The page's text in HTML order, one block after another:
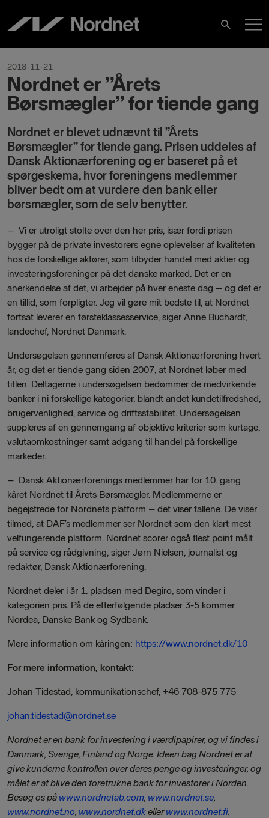
content
Search
2018-11-21
Nordnet er ”Årets
Børsmægler” for tiende gang
Nordnet er blevet udnævnt til ”Årets
Børsmægler” for tiende gang. Prisen uddeles af
Dansk Aktionærforening og er baseret på et
spørgeskema, hvor foreningens medlemmer
bliver bedt om at vurdere den bank eller
børsmægler, som de selv benytter.
– Vi er utroligt stolte over den her pris, især fordi prisen
bygger på de private investorers egne oplevelser af kvaliteten
hos de forskellige aktører, som tilbyder handel med aktier og
investeringsforeninger på det danske marked. Det er en
anerkendelse af det, vi arbejder på hver eneste dag – og det er
en tillid, som forpligter. Jeg vil gøre mit bedste til, at Nordnet
fortsat leverer en førsteklassesservice, siger Anne Buchardt,
landechef, Nordnet Danmark.
Undersøgelsen gennemføres af Dansk Aktionærforening hvert
år, og det er tiende gang siden 2007, at Nordnet løber med
titlen. Deltagerne i undersøgelsen bedømmer de medvirkende
banker i ni forskellige kategorier, blandt andet kundetilfredshed,
brugervenlighed, service og driftsstabilitet. Undersøgelsen
suppleres af en gennemgang af objektive kriterier som kurtage,
valutaomkostninger samt adgang til handel på forskellige
markeder.
– Dansk Aktionærforenings medlemmer har for 10. gang
kåret Nordnet til Årets Børsmægler. Medlemmerne er
begejstrede for Nordnets platform – det viser tallene. De viser
tilmed, at DAF’s medlemmer ser Nordnet som den klart mest
velfungerende platform. Nordnet scorer også flest point målt
på service og rådgivning, siger Jørn Nielsen, journalist og
redaktør, Dansk Aktionærforening.
Nordnet deler i år 1. pladsen med Degiro, som vinder i
kategorien pris. På de efterfølgende pladser 3-5 kommer
Nordea, Danske Bank og Sydbank.
Mere information om kåringen: https://www.nordnet.dk/10
For mere information, kontakt:
Johan Tidestad, kommunikationschef, +46 708-875 775
johan.tidestad@nordnet.se
Nordnet er en bank for investering i værdipapirer, og vi findes i
Danmark, Sverige, Finland og Norge. Ideen bag Nordnet er at
give kunderne kontrollen over deres penge og investeringer, og
målet er at blive den foretrukne bank for investorer i Norden.
Besøg os på www.nordnetab.com, www.nordnet.se,
www.nordnet.no, www.nordnet.dkellerwww.nordnet.fi.